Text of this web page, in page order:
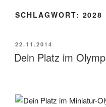
SCHLAGWORT: 2028
VERÖFFENTLICHT
AM
22.11.2014
Dein Platz im